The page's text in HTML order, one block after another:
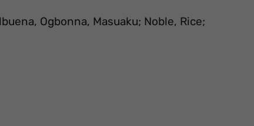
Ogbonna, Masuaku; Noble, Rice;